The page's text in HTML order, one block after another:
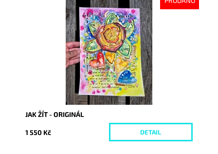
Vyprodáno
10271
JAK ŽÍT - ORIGINÁL
1 550 Kč DETAIL